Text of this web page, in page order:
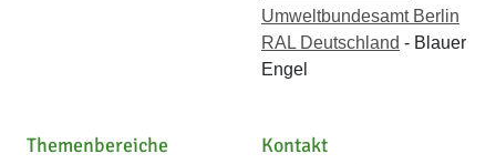
Umweltbundesamt Berlin
RAL Deutschland - Blauer
Engel
Themenbereiche
Kontakt